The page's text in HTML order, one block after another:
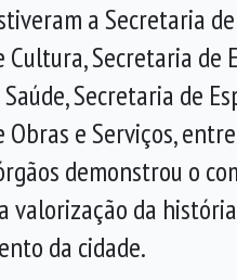
a Secretaria
Secretaria de
Secretaria de
e Serviços,
demonstrou o
valorização da
da cidade.